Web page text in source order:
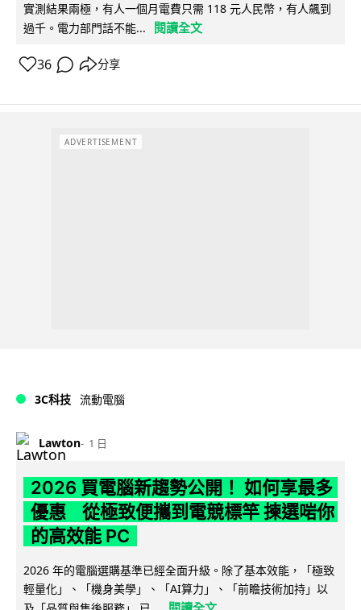
實測結果兩極，有人一個月電費只需 118 元人民幣，有人飆到
過千。電力部門話不能...
閱讀全文
36 分享
ADVERTISEMENT
3C科技 流動電腦
Lawton 1 日
2026 買電腦新趨勢公開！ 如何享最多
優惠 從極致便攜到電競標竿 揀選啱你
的高效能 PC
2026 年的電腦選購基準已經全面升級。除了基本效能，「極致
輕量化」、「機身美學」、「AI算力」、「前瞻技術加持」以